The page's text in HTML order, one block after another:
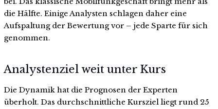
die Hälfte. Einige Analysten schlagen daher eine
Aufspaltung der Bewertung vor – jede Sparte für sich
genommen.
Analystenziel weit unter Kurs
Die Dynamik hat die Prognosen der Experten
überholt. Das durchschnittliche Kursziel liegt rund 25